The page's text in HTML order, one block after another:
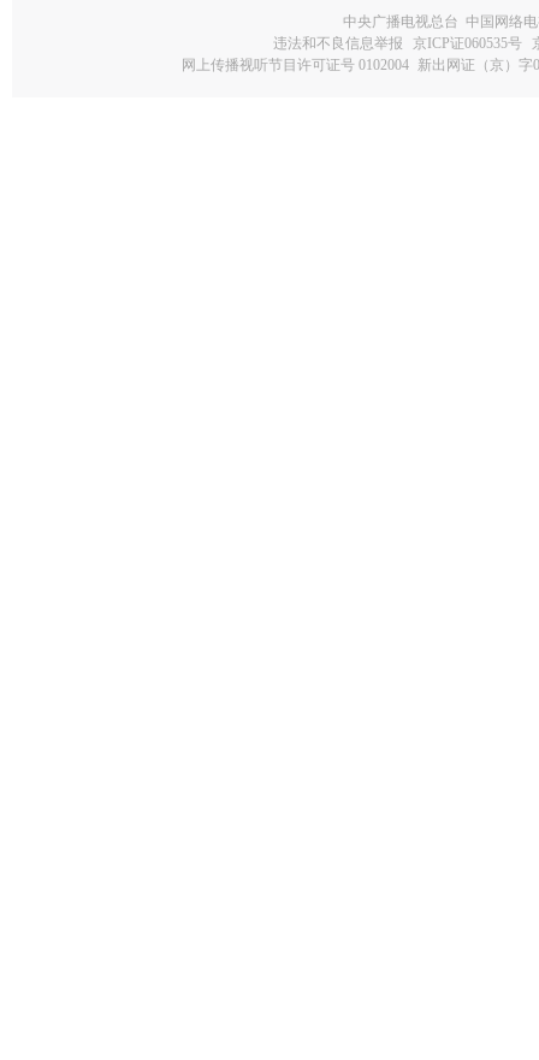
中央广播电视总台 中国网络
违法和不良信息举报
京ICP证060535号
网上传播视听节目许可证号 0102004 新出网证（京）